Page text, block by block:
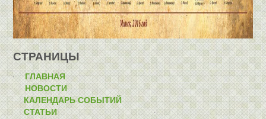
СТРАНИЦЫ
ГЛАВНАЯ
НОВОСТИ
КАЛЕНДАРЬ СОБЫТИЙ
СТАТЬИ